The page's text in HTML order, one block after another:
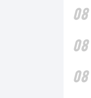
08
08
08